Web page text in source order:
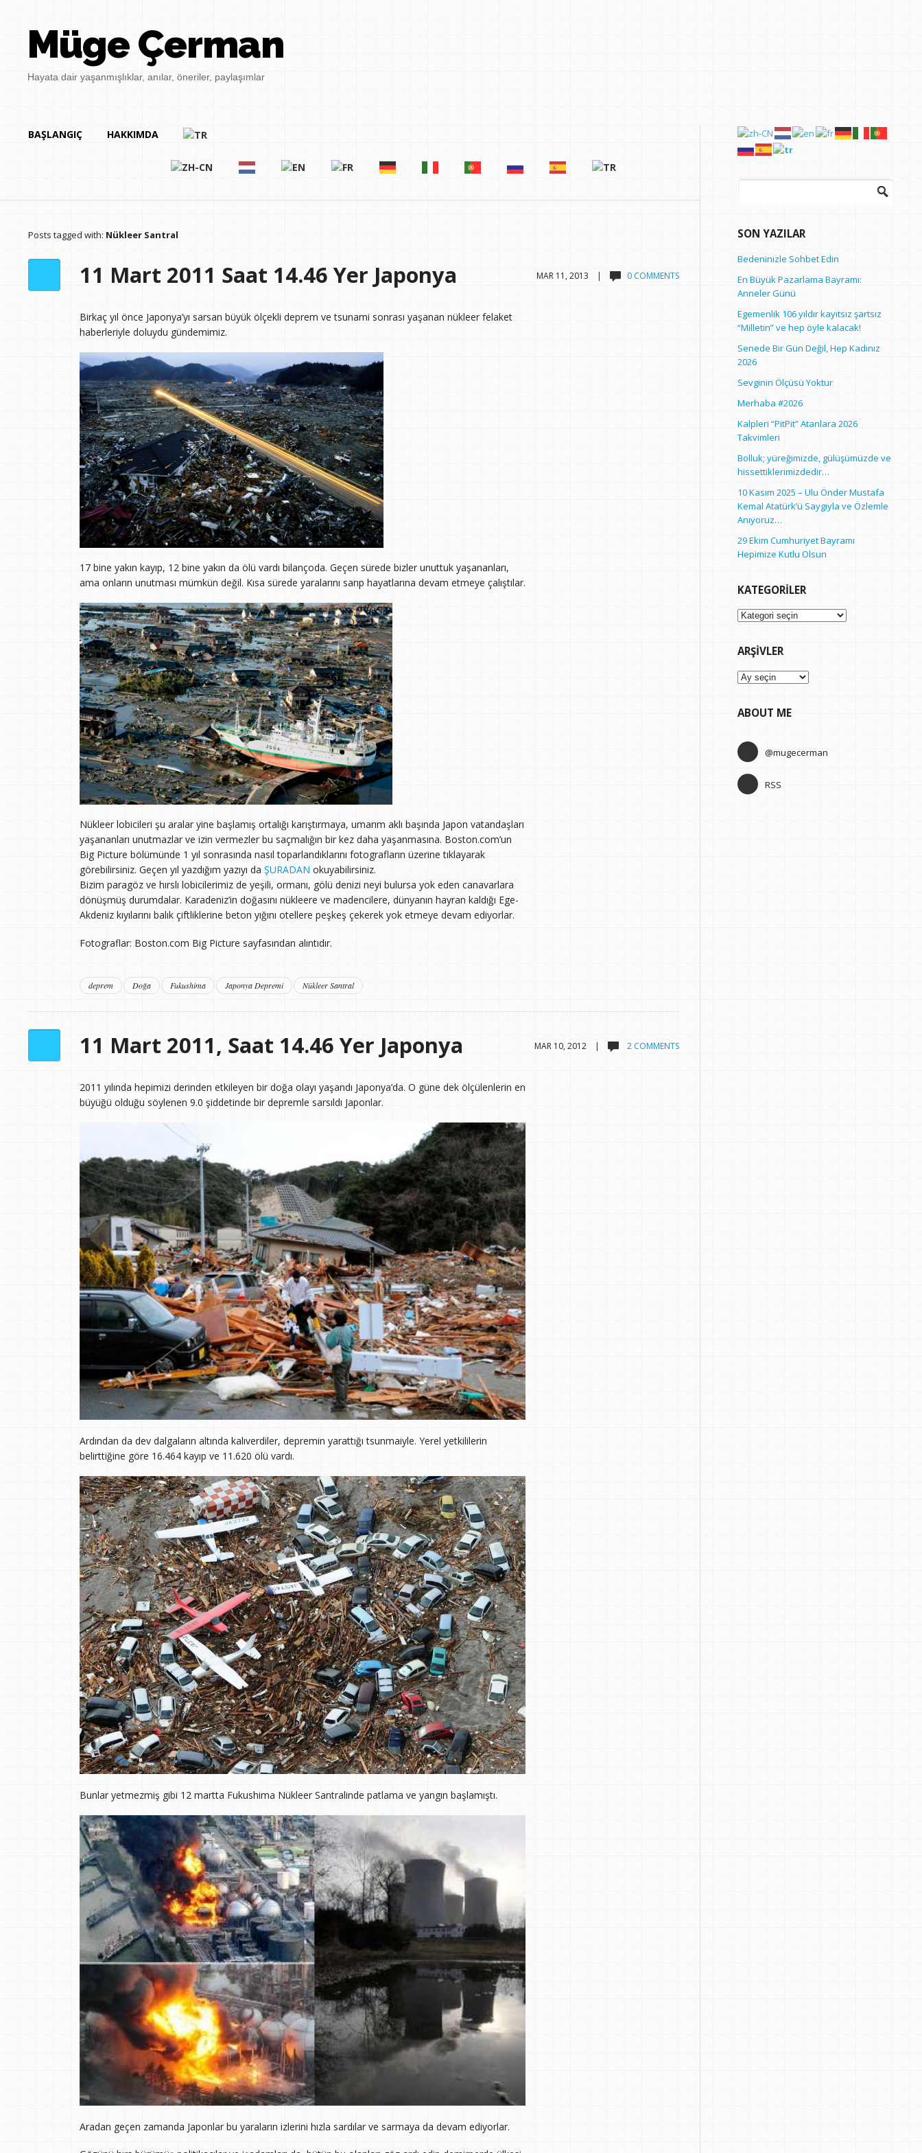
Müge Çerman
Hayata dair yaşanmışlıklar, anılar, öneriler, paylaşımlar
BAŞLANGIÇ HAKKIMDA
Posts tagged with: Nükleer Santral
MAR 11, 2013 | 0 COMMENTS
11 Mart 2011 Saat 14.46 Yer Japonya
Birkaç yıl önce Japonya’yı sarsan büyük ölçekli deprem ve tsunami sonrası yaşanan nükleer felaket
haberleriyle doluydu gündemimiz.
17 bine yakın kayıp, 12 bine yakın da ölü vardı bilançoda. Geçen sürede bizler unuttuk yaşananları,
ama onların unutması mümkün değil. Kısa sürede yaralarını sarıp hayatlarına devam etmeye çalıştılar.
Nükleer lobicileri şu aralar yine başlamış ortalığı karıştırmaya, umarım aklı başında Japon vatandaşları
yaşananları unutmazlar ve izin vermezler bu saçmalığın bir kez daha yaşanmasına. Boston.com’un
Big Picture bölümünde 1 yıl sonrasında nasıl toparlandıklarını fotografların üzerine tıklayarak
görebilirsiniz. Geçen yıl yazdığım yazıyı da ŞURADAN okuyabilirsiniz.
Bizim paragöz ve hırslı lobicilerimiz de yeşili, ormanı, gölü denizi neyi bulursa yok eden canavarlara
dönüşmüş durumdalar. Karadeniz’in doğasını nükleere ve madencilere, dünyanın hayran kaldığı Ege-
Akdeniz kıyılarını balık çiftliklerine beton yığını otellere peşkeş çekerek yok etmeye devam ediyorlar.
Fotograflar: Boston.com Big Picture sayfasından alıntıdır.
deprem Doğa Fukushima Japonya Depremi Nükleer Santral
MAR 10, 2012 | 2 COMMENTS
11 Mart 2011, Saat 14.46 Yer Japonya
2011 yılında hepimizi derinden etkileyen bir doğa olayı yaşandı Japonya’da. O güne dek ölçülenlerin en
büyüğü olduğu söylenen 9.0 şiddetinde bir depremle sarsıldı Japonlar.
Ardından da dev dalgaların altında kalıverdiler, depremin yarattığı tsunmaiyle. Yerel yetkililerin
belirttiğine göre 16.464 kayıp ve 11.620 ölü vardı.
Bunlar yetmezmiş gibi 12 martta Fukushima Nükleer Santralinde patlama ve yangın başlamıştı.
Aradan geçen zamanda Japonlar bu yaraların izlerini hızla sardılar ve sarmaya da devam ediyorlar.
Arama:
SON YAZILAR
Bedeninizle Sohbet Edin
En Büyük Pazarlama Bayramı:
Anneler Günü
Egemenlik 106 yıldır kayıtsız şartsız
“Milletin” ve hep öyle kalacak!
Senede Bir Gün Değil, Hep Kadınız
2026
Sevginin Ölçüsü Yoktur
Merhaba #2026
Kalpleri “PitPit” Atanlara 2026
Takvimleri
Bolluk; yüreğimizde, gülüşümüzde ve
hissettiklerimizdedir…
10 Kasım 2025 – Ulu Önder Mustafa
Kemal Atatürk’ü Saygıyla ve Özlemle
Anıyoruz…
29 Ekim Cumhuriyet Bayramı
Hepimize Kutlu Olsun
KATEGORILER
Kategoriler
ARŞIVLER
Arşivler
ABOUT ME
@mugecerman
RSS